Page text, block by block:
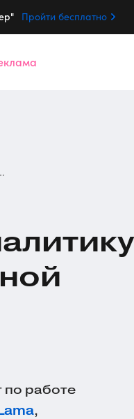
Пройти бесплатно
по работе
,